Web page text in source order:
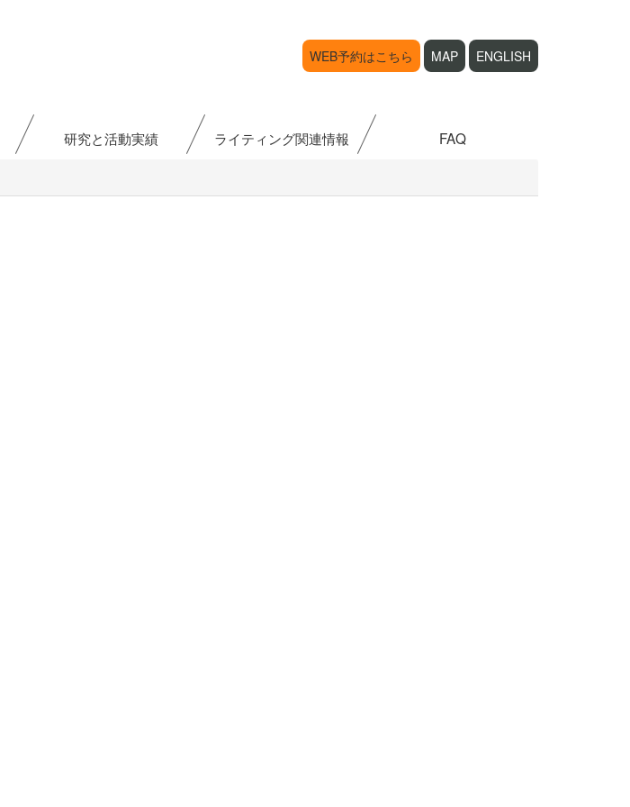
WEB予約はこちら MAP ENGLISH
研究と活動実績 ライティング関連情報 FAQ